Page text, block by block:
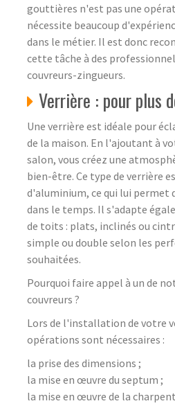
gouttières n'est pas une
nécessite beaucoup
dans le métier. Il est donc
cette tâche à des
couvreurs-zingueurs.
Verrière : pour plus
Une verrière est idéale pour
de la maison. En l'ajoutant à
salon, vous créez une
bien-être. Ce type de verrière
d'aluminium, ce qui lui
dans le temps. Il s'adapte
de toits : plats, inclinés ou
simple ou double selon les
souhaitées.
Pourquoi faire appel à un de
couvreurs ?
Lors de l'installation de votre
opérations sont nécessaires :
la prise des dimensions ;
la mise en œuvre du septum ;
la mise en œuvre de la